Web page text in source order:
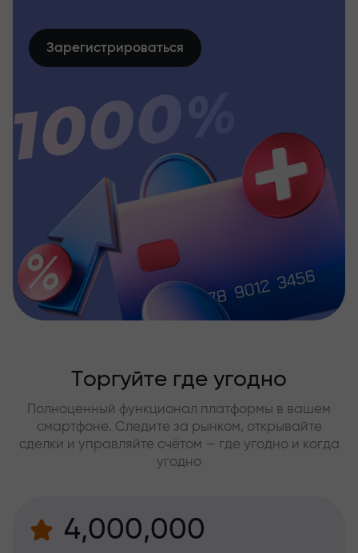
Зарегистрироваться
Торгуйте где угодно
Полноценный функционал платформы в вашем
смартфоне. Следите за рынком, открывайте
сделки и управляйте счётом — где угодно и когда
угодно
4,000,000